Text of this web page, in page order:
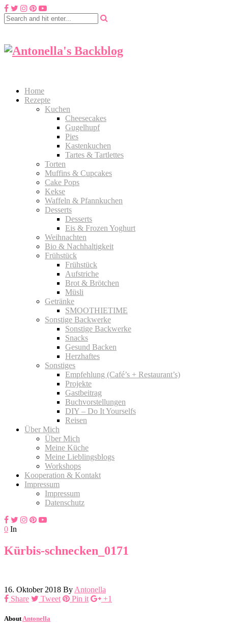
Home
Rezepte
Kuchen
Cheesecakes
Gugelhupf
Pies
Kastenkuchen
Tartes & Tartlettes
Torten
Muffins & Cupcakes
Cake Pops
Kekse
Waffeln & Pfannkuchen
Desserts
Desserts
Eis & Frozen Yoghurt
Weihnachten
Bio & Nachhaltigkeit
Frühstück
Frühstück
Aufstriche
Brot & Brötchen
Müsli
Getränke
SMOOTHIETIME
Sonstige Backwerke
Sonstige Backwerke
Snacks
Gesund Backen
Herzhaftes
Sonstiges
Empfehlung (Café’s + Restaurant’s)
Projekte
Gastbeitrag
Buchvorstellungen
DIY – Do It Yourselfs
Reisen
Über Mich
Über Mich
Meine Küche
Meine Lieblingsblogs
Workshops
Kooperation & Kontakt
Impressum
Impressum
Datenschutz
0 In
Kürbis-schnecken_0171
16. Oktober 2018 By Antonella
Share
Tweet Pin it +1
About Antonella